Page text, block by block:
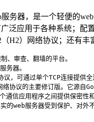
务器，是一个轻便的
泛应用于各种系统；配
H2）网络协议；还有
、审查、翻墙的平台。
务器。
，可通过单个TCP连接提供全
协议的主要修订版。它源自
通信应用程序之间提供保密性
的web服务器受到保护、对外